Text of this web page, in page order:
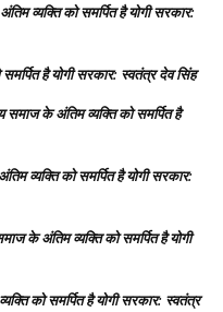
व्यक्ति को समर्पित है योगी सरकार:
है योगी सरकार: स्वतंत्र देव सिंह
समाज के अंतिम व्यक्ति को समर्पित है
व्यक्ति को समर्पित है योगी सरकार:
के अंतिम व्यक्ति को समर्पित है योगी
को समर्पित है योगी सरकार: स्वतंत्र